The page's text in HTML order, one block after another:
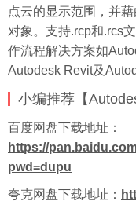
点云的显示范围，并
对象。支持.rcp和.rcs
作流程解决方案如
Autodesk Revit及
小编推荐【
百度网盘下载地址：
https://
pwd=dupu
夸克网盘下载地址：